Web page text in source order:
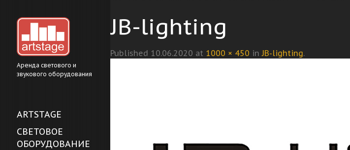
Аренда светового и
звукового оборудования
ARTSTAGE
СВЕТОВОЕ
ОБОРУДОВАНИЕ
JB-lighting
Published 10.06.2020 at 1000 × 450 inJB-lighting.